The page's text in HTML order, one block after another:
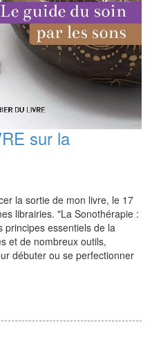
sur la
la sortie de mon livre, le 17
librairies. "La Sonothérapie :
principes essentiels de la
et de nombreux outils,
débuter ou se perfectionner